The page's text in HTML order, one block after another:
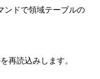
ンドで領域テーブルの
再読込みします。